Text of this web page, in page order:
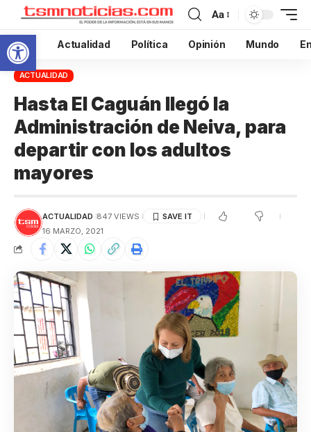
Abrir barra de herramientas
Aa
Inicio Actualidad Política Opinión Mundo
ACTUALIDAD
Hasta El Caguán llegó la
Administración de Neiva, para
departir con los adultos
mayores
ACTUALIDAD 847 VIEWS
16 MARZO, 2021